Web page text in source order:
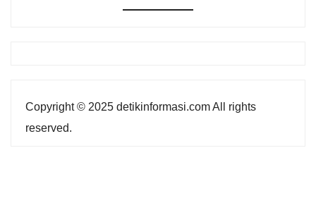
Copyright © 2025 detikinformasi.com All rights
reserved.